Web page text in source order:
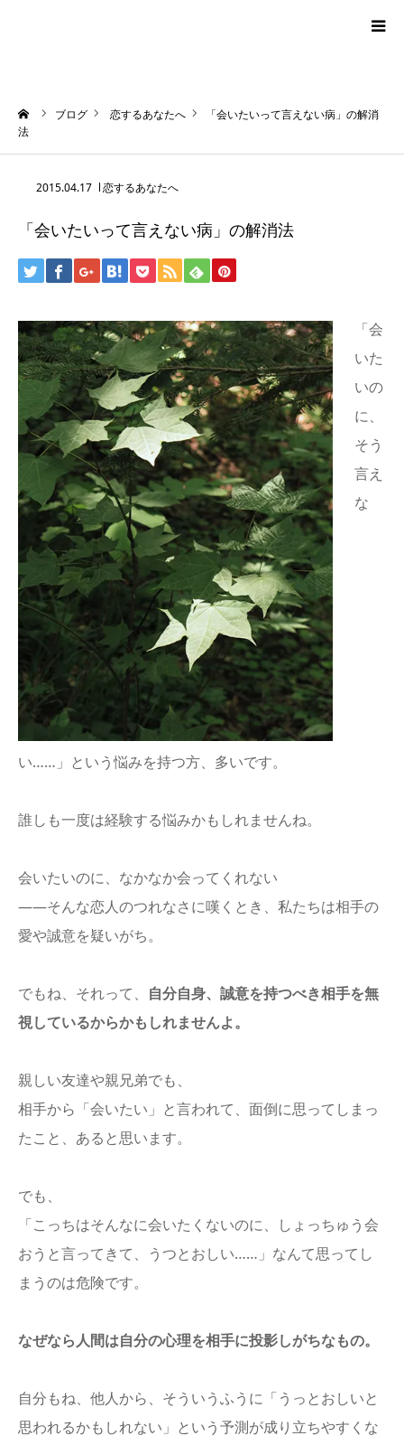
ブログ 恋するあなたへ
「会いたいって言えない病」の解消
法
2015.04.17 恋するあなたへ
「会いたいって言えない病」の解消法
「会
いた
いの
に、
そう
言え
な
い……」という悩みを持つ方、多いです。
誰しも一度は経験する悩みかもしれませんね。
会いたいのに、なかなか会ってくれない
――そんな恋人のつれなさに嘆くとき、私たちは相手の
愛や誠意を疑いがち。
でもね、それって、 自分自身、誠意を持つべき相手を無
視しているからかもしれませんよ。
親しい友達や親兄弟でも、
相手から「会いたい」と言われて、面倒に思ってしまっ
たこと、あると思います。
でも、
「こっちはそんなに会いたくないのに、しょっちゅう会
おうと言ってきて、うつとおしい……」なんて思ってし
まうのは危険です。
なぜなら人間は自分の心理を相手に投影しがちなもの。
自分もね、他人から、そういうふうに「うっとおしいと
思われるかもしれない」という予測が成り立ちやすくな
プロフィール
オーロラ・タロット
ハワイアン・スピリチュアルタロット
お問い合わせ